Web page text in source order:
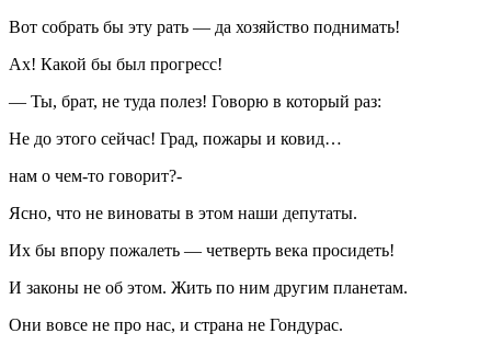
Вот собрать бы эту рать — да хозяйство поднимать!
Ах! Какой бы был прогресс!
— Ты, брат, не туда полез! Говорю в который раз:
Не до этого сейчас! Град, пожары и ковид…
нам о чем-то говорит?-
Ясно, что не виноваты в этом наши депутаты.
Их бы впору пожалеть — четверть века просидеть!
И законы не об этом. Жить по ним другим планетам.
Они вовсе не про нас, и страна не Гондурас.